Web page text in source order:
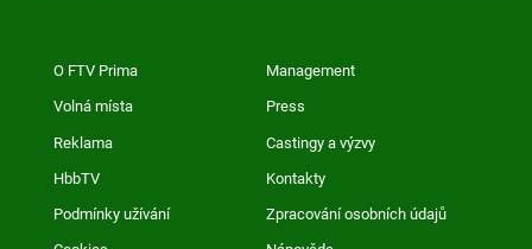
O FTV Prima Management
Volná místa Press
Reklama Castingy a výzvy
HbbTV Kontakty
Podmínky užívání Zpracování osobních údajů